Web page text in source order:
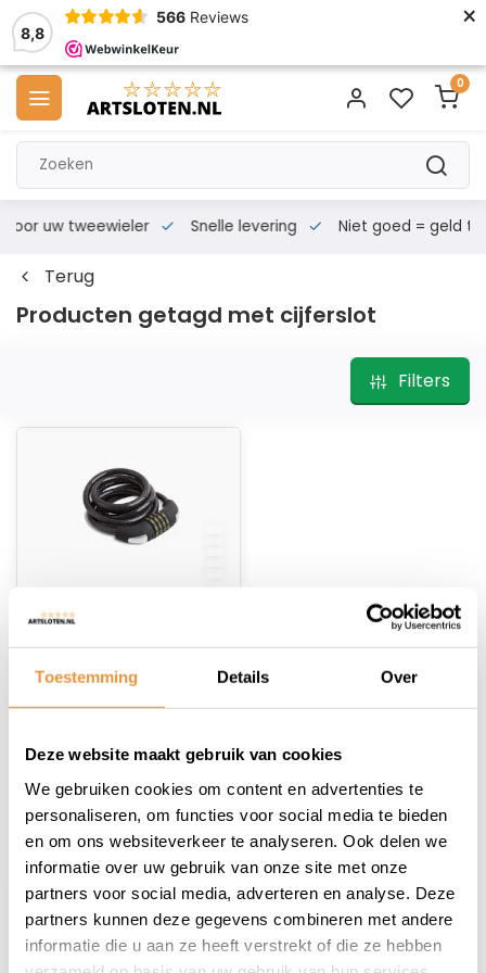
Toestemming Details Over
Deze website maakt gebruik van cookies
We gebruiken cookies om content en advertenties te
personaliseren, om functies voor social media te bieden
en om ons websiteverkeer te analyseren. Ook delen we
informatie over uw gebruik van onze site met onze
partners voor social media, adverteren en analyse. Deze
partners kunnen deze gegevens combineren met andere
informatie die u aan ze heeft verstrekt of die ze hebben
8,8
566 Reviews ×
0
voor uw tweewieler Snelle levering Niet goed = geld
Terug
Producten getagd met cijferslot
Filters
Cijferslot 4 cijfers
180cm
Op voorraad
11,25
1